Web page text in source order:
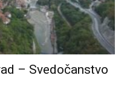
– Svedočanstvo